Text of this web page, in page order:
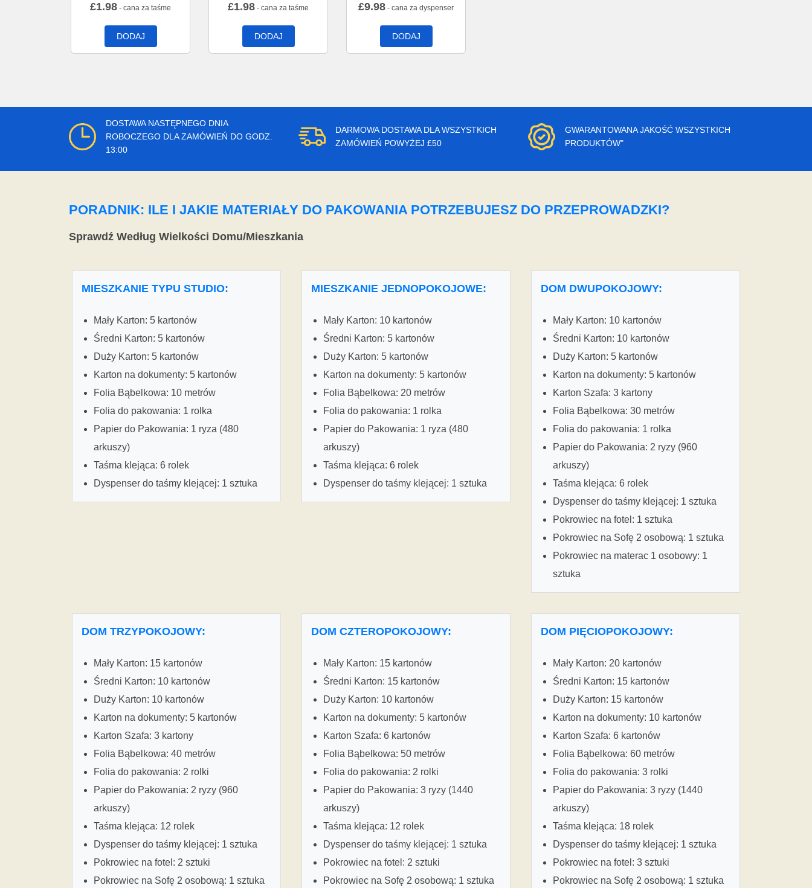
£1.98 - cana za taśme
DODAJ
£1.98 - cana za taśme
DODAJ
£9.98 - cana za dyspenser
DODAJ
DOSTAWA NASTĘPNEGO DNIA
ROBOCZEGO DLA ZAMÓWIEŃ DO GODZ.
13:00
DARMOWA DOSTAWA DLA WSZYSTKICH
ZAMÓWIEŃ POWYŻEJ £50
GWARANTOWANA JAKOŚĆ WSZYSTKICH
PRODUKTÓW"
PORADNIK: ILE I JAKIE MATERIAŁY DO PAKOWANIA POTRZEBUJESZ DO PRZEPROWADZKI?
Sprawdź Według Wielkości Domu/Mieszkania
MIESZKANIE TYPU STUDIO:
Mały Karton: 5 kartonów
Średni Karton: 5 kartonów
Duży Karton: 5 kartonów
Karton na dokumenty: 5 kartonów
Folia Bąbelkowa: 10 metrów
Folia do pakowania: 1 rolka
Papier do Pakowania: 1 ryza (480
arkuszy)
Taśma klejąca: 6 rolek
Dyspenser do taśmy klejącej: 1 sztuka
MIESZKANIE JEDNOPOKOJOWE:
Mały Karton: 10 kartonów
Średni Karton: 5 kartonów
Duży Karton: 5 kartonów
Karton na dokumenty: 5 kartonów
Folia Bąbelkowa: 20 metrów
Folia do pakowania: 1 rolka
Papier do Pakowania: 1 ryza (480
arkuszy)
Taśma klejąca: 6 rolek
Dyspenser do taśmy klejącej: 1 sztuka
DOM DWUPOKOJOWY:
Mały Karton: 10 kartonów
Średni Karton: 10 kartonów
Duży Karton: 5 kartonów
Karton na dokumenty: 5 kartonów
Karton Szafa: 3 kartony
Folia Bąbelkowa: 30 metrów
Folia do pakowania: 1 rolka
Papier do Pakowania: 2 ryzy (960
arkuszy)
Taśma klejąca: 6 rolek
Dyspenser do taśmy klejącej: 1 sztuka
Pokrowiec na fotel: 1 sztuka
Pokrowiec na Sofę 2 osobową: 1 sztuka
Pokrowiec na materac 1 osobowy: 1
sztuka
DOM TRZYPOKOJOWY:
Mały Karton: 15 kartonów
Średni Karton: 10 kartonów
Duży Karton: 10 kartonów
Karton na dokumenty: 5 kartonów
Karton Szafa: 3 kartony
Folia Bąbelkowa: 40 metrów
Folia do pakowania: 2 rolki
Papier do Pakowania: 2 ryzy (960
arkuszy)
Taśma klejąca: 12 rolek
Dyspenser do taśmy klejącej: 1 sztuka
Pokrowiec na fotel: 2 sztuki
Pokrowiec na Sofę 2 osobową: 1 sztuka
DOM CZTEROPOKOJOWY:
Mały Karton: 15 kartonów
Średni Karton: 15 kartonów
Duży Karton: 10 kartonów
Karton na dokumenty: 5 kartonów
Karton Szafa: 6 kartonów
Folia Bąbelkowa: 50 metrów
Folia do pakowania: 2 rolki
Papier do Pakowania: 3 ryzy (1440
arkuszy)
Taśma klejąca: 12 rolek
Dyspenser do taśmy klejącej: 1 sztuka
Pokrowiec na fotel: 2 sztuki
Pokrowiec na Sofę 2 osobową: 1 sztuka
DOM PIĘCIOPOKOJOWY:
Mały Karton: 20 kartonów
Średni Karton: 15 kartonów
Duży Karton: 15 kartonów
Karton na dokumenty: 10 kartonów
Karton Szafa: 6 kartonów
Folia Bąbelkowa: 60 metrów
Folia do pakowania: 3 rolki
Papier do Pakowania: 3 ryzy (1440
arkuszy)
Taśma klejąca: 18 rolek
Dyspenser do taśmy klejącej: 1 sztuka
Pokrowiec na fotel: 3 sztuki
Pokrowiec na Sofę 2 osobową: 1 sztuka